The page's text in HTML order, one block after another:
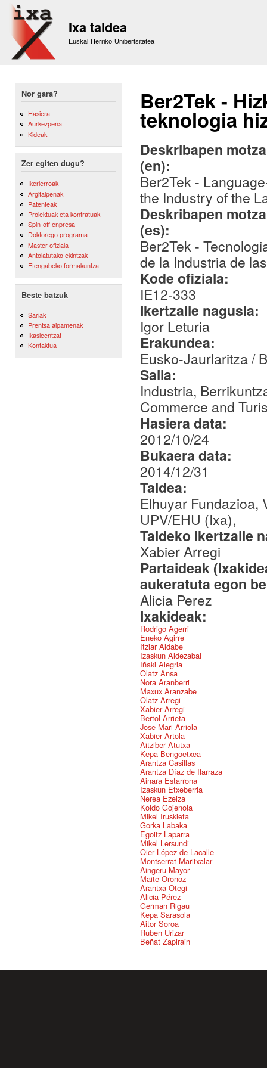
Ixa taldea
Euskal Herriko Unibertsitatea
Nor gara?
Hasiera
Aurkezpena
Kideak
Zer egiten dugu?
Ikerlerroak
Argitalpenak
Patenteak
Proiektuak eta kontratuak
Spin-off enpresa
Doktorego programa
Master ofiziala
Antolatutako ekintzak
Etengabeko formakuntza
Beste batzuk
Sariak
Prentsa aipamenak
Ikasleentzat
Kontaktua
Ber2Tek -
teknologia
Deskribapen
(en):
Ber2Tek -
the Industry of the
Deskribapen
(es):
Ber2Tek -
de la Industria de
Kode ofiziala:
IE12-333
Ikertzaile nagusia:
Igor Leturia
Erakundea:
Eusko-Jaurlaritza /
Saila:
Industria,
Commerce and
Hasiera data:
2012/10/24
Bukaera data:
2014/12/31
Taldea:
Elhuyar Fundazioa,
UPV/EHU (Ixa),
Taldeko ikertzaile
Xabier Arregi
Partaideak
aukeratuta egon
Alicia Perez
Ixakideak:
Rodrigo Agerri
Eneko Agirre
Itziar Aldabe
Izaskun Aldezabal
Iñaki Alegria
Olatz Ansa
Nora Aranberri
Maxux Aranzabe
Olatz Arregi
Xabier Arregi
Bertol Arrieta
Jose Mari Arriola
Xabier Artola
Aitziber Atutxa
Kepa Bengoetxea
Arantza Casillas
Arantza Díaz de Ilarraza
Ainara Estarrona
Izaskun Etxeberria
Nerea Ezeiza
Koldo Gojenola
Mikel Iruskieta
Gorka Labaka
Egoitz Laparra
Mikel Lersundi
Oier López de Lacalle
Montserrat Maritxalar
Aingeru Mayor
Maite Oronoz
Arantxa Otegi
Alicia Pérez
German Rigau
Kepa Sarasola
Aitor Soroa
Ruben Urizar
Beñat Zapirain